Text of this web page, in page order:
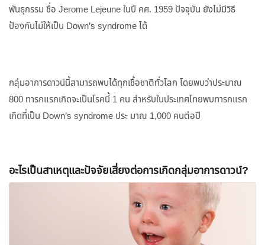
พันธุกรรม ชื่อ Jerome Lejeune ในปี คศ. 1959 ปัจจุบัน ยังไม่มีวิธี
ป้องกันไม่ให้เป็น Down’s syndrome ได้
กลุ่มอาการดาวน์นี้สามารถพบได้ทุกเชื้อชาติทั่วโลก โดยพบว่าประมาณ
800 ทารกแรกเกิดจะเป็นโรคนี้ 1 คน สำหรับในประเทศไทยพบทารกแรก
เกิดที่เป็น Down’s syndrome ประ มาณ 1,000 คนต่อปี
อะไรเป็นสาเหตุและปัจจัยเสี่ยงต่อการเกิดกลุ่มอาการดาวน์?